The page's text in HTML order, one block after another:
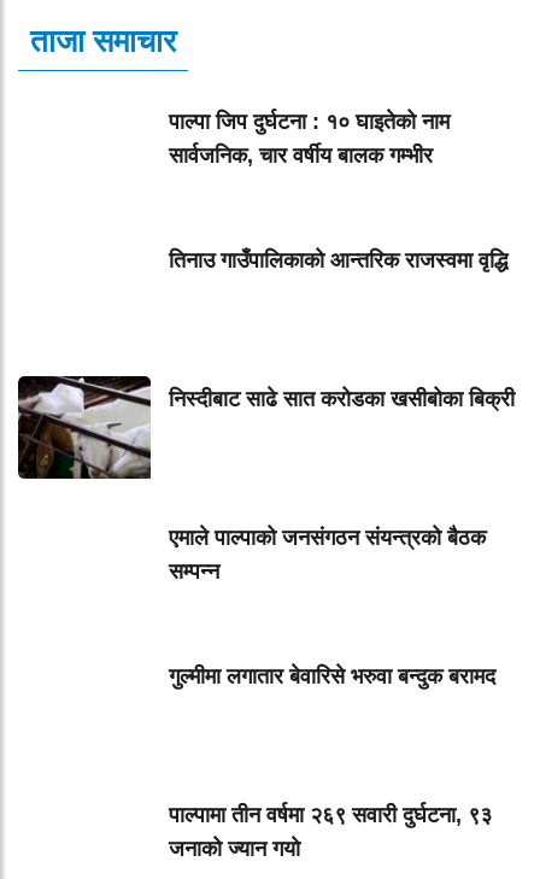
ताजा समाचार
पाल्पा जिप दुर्घटना : १० घाइतेको नाम
सार्वजनिक, चार वर्षीय बालक गम्भीर
तिनाउ गाउँपालिकाको आन्तरिक राजस्वमा वृद्धि
निस्दीबाट साढे सात करोडका खसीबोका बिक्री
एमाले पाल्पाको जनसंगठन संयन्त्रको बैठक
सम्पन्न
गुल्मीमा लगातार बेवारिसे भरुवा बन्दुक बरामद
पाल्पामा तीन वर्षमा २६९ सवारी दुर्घटना, ९३
जनाको ज्यान गयाे